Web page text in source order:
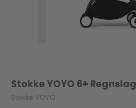
Stokke YOYO 6+ Regnslag
Stokke YOYO